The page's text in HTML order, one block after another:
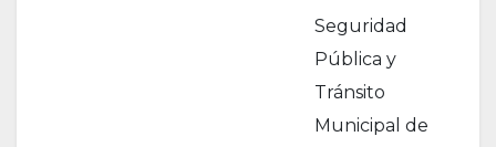
Seguridad
Pública y
Tránsito
Municipal de